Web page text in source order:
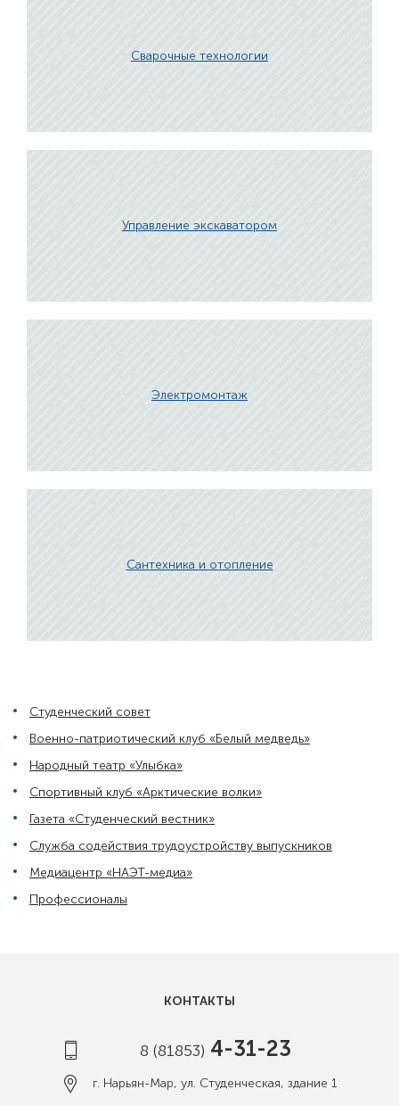
Сварочные технологии
Управление экскаватором
Электромонтаж
Сантехника и отопление
Студенческий совет
Военно-патриотический клуб «Белый медведь»
Народный театр «Улыбка»
Спортивный клуб «Арктические волки»
Газета «Студенческий вестник»
Служба содействия трудоустройству выпускников
Медиацентр «НАЭТ-медиа»
Профессионалы
КОНТАКТЫ
8 (81853) 4-31-23
г. Нарьян-Мар, ул. Студенческая, здание 1